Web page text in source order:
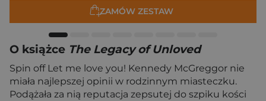
ZAMÓW ZESTAW
O książce The Legacy of Unloved
Spin off Let me love you! Kennedy McGreggor nie
miała najlepszej opinii w rodzinnym miasteczku.
Podążała za nią reputacja zepsutej do szpiku kości